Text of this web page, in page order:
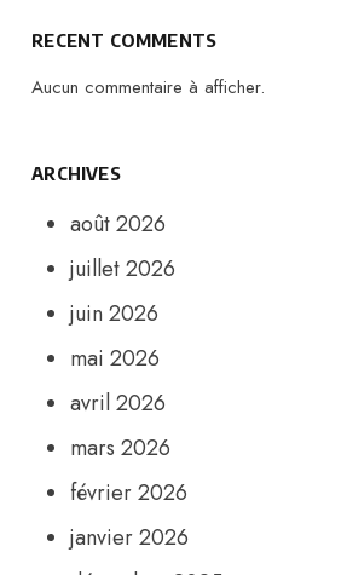
RECENT COMMENTS
Aucun commentaire à afficher.
ARCHIVES
août 2026
juillet 2026
juin 2026
mai 2026
avril 2026
mars 2026
février 2026
janvier 2026